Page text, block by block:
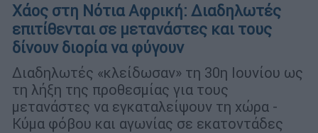
Χάος στη Νότια Αφρική: Διαδηλωτές
επιτίθενται σε μετανάστες και τους
δίνουν διορία να φύγουν
Διαδηλωτές «κλείδωσαν» τη 30η Ιουνίου ως
τη λήξη της προθεσμίας για τους
μετανάστες να εγκαταλείψουν τη χώρα -
Κύμα φόβου και αγωνίας σε εκατοντάδες